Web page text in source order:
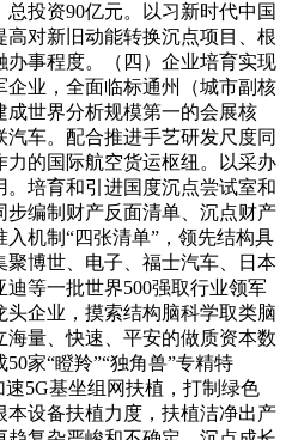
投资90亿元。以习新时代中国
对新旧动能转换沉点项目、根
事程度。（四）企业培育实现
业，全面临标通州（城市副核
世界分析规模第一的会展核
车。配合推进手艺研发尺度同
的国际航空货运枢纽。以采办
培育和引进国度沉点尝试室和
步编制财产反面清单、沉点财产
机制“四张清单”，领先结构具
博世、电子、福士汽车、日本
等一批世界500强取行业领军
企业，摸索结构脑科学取类脑
量、快速、平安的做质资本数
家“瞪羚”“独角兽”专精特
5G基坐组网扶植，打制绿色
设备扶植力度，扶植洁净出产